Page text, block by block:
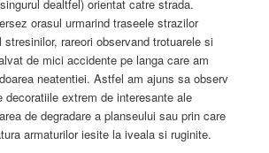
dealtfel) orientat catre strada.
orasul urmarind traseele strazilor
rareori observand trotuarele si
de mici accidente pe langa care am
neatentiei. Astfel am ajuns sa observ
decoratiile extrem de interesante ale
de degradare a planseului sau prin care
armaturilor iesite la iveala si ruginite.